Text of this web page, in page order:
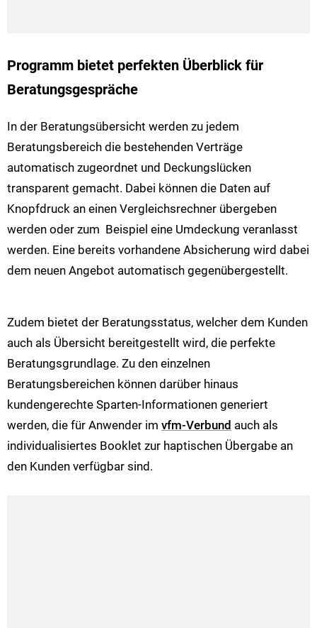
Programm bietet perfekten Überblick für
Beratungsgespräche
In der Beratungsübersicht werden zu jedem
Beratungsbereich die bestehenden Verträge
automatisch zugeordnet und Deckungslücken
transparent gemacht. Dabei können die Daten auf
Knopfdruck an einen Vergleichsrechner übergeben
werden oder zum Beispiel eine Umdeckung veranlasst
werden. Eine bereits vorhandene Absicherung wird dabei
dem neuen Angebot automatisch gegenübergestellt.
Zudem bietet der Beratungsstatus, welcher dem Kunden
auch als Übersicht bereitgestellt wird, die perfekte
Beratungsgrundlage. Zu den einzelnen
Beratungsbereichen können darüber hinaus
kundengerechte Sparten-Informationen generiert
werden, die für Anwender im vfm-Verbund auch als
individualisiertes Booklet zur haptischen Übergabe an
den Kunden verfügbar sind.